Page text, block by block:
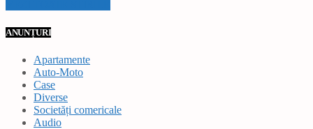
ANUNȚURI
Apartamente
Auto-Moto
Case
Diverse
Societăți comericale
Audio